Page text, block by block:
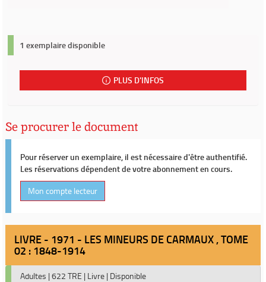
1 exemplaire disponible
PLUS D'INFOS
Se procurer le document
Pour réserver un exemplaire, il est nécessaire d'être authentifié.
Les réservations dépendent de votre abonnement en cours.
Mon compte lecteur
LIVRE - 1971 - LES MINEURS DE CARMAUX , TOME
02 : 1848-1914
Adultes | 622 TRE | Livre | Disponible